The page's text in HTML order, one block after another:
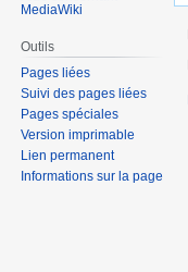
MediaWiki
Outils
Pages liées
Suivi des pages liées
Pages spéciales
Version imprimable
Lien permanent
Informations sur la page